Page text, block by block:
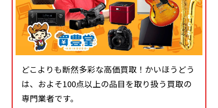
どこよりも断然多彩な高価買取！かいほうどう
は、およそ100点以上の品目を取り扱う買取の
専門業者です。